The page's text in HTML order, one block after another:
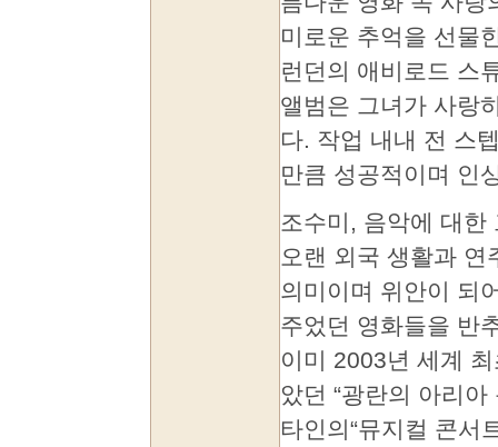
미로운 추억을 선물
런던의 애비로드 스
앨범은 그녀가 사랑
다. 작업 내내 전 스
만큼 성공적이며 인
조수미, 음악에 대한
오랜 외국 생활과
의미이며 위안이 되
주었던 영화들을 반
이미 2003년 세계
았던 “광란의 아리
타인의“뮤지컬 콘서